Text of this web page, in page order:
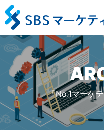
「No.1マーケ